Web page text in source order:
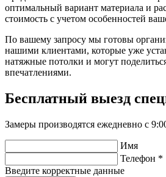
оптимальный вариант материала и
стоимость с учетом особенностей
По вашему запросу мы готовы
нашими клиентами, которые уже
натяжные потолки и могут
впечатлениями.
Бесплатный выезд
Замеры производятся ежедневно с
Имя
Телефон *
Введите корректные данные